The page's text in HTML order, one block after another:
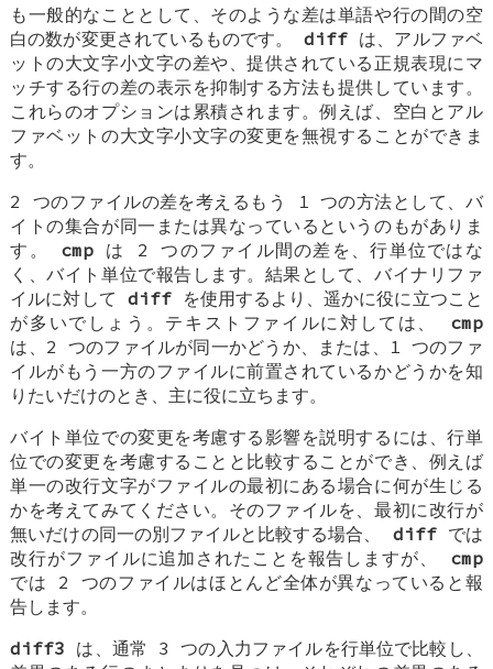
も一般的なこととして、そのような差は単語や行の間の空
白の数が変更されているものです。diff は、アルファベ
ットの大文字小文字の差や、提供されている正規表現にマ
ッチする行の差の表示を抑制する方法も提供しています。
これらのオプションは累積されます。例えば、空白とアル
ファベットの大文字小文字の変更を無視することができま
す。
2 つのファイルの差を考えるもう 1 つの方法として、バ
イトの集合が同一または異なっているというのもがありま
す。 cmp は 2 つのファイル間の差を、行単位ではな
く、バイト単位で報告します。結果として、バイナリファ
イルに対して diffを使用するより、遥かに役に立つこと
が多いでしょう。テキストファイルに対しては、 cmp
は、2 つのファイルが同一かどうか、または、1 つのファ
イルがもう一方のファイルに前置されているかどうかを知
りたいだけのとき、主に役に立ちます。
バイト単位での変更を考慮する影響を説明するには、行単
位での変更を考慮することと比較することができ、例えば
単一の改行文字がファイルの最初にある場合に何が生じる
かを考えてみてください。そのファイルを、最初に改行が
無いだけの同一の別ファイルと比較する場合、 diffでは
改行がファイルに追加されたことを報告しますが、 cmp
では 2 つのファイルはほとんど全体が異なっていると報
告します。
diff3 は、通常 3 つの入力ファイルを行単位で比較し、